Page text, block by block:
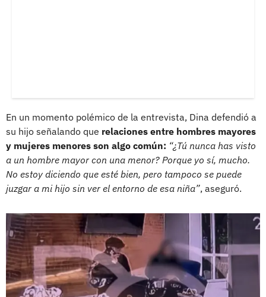
En un momento polémico de la entrevista, Dina defendió a
su hijo señalando que relaciones entre hombres mayores
y mujeres menores son algo común: “¿Tú nunca has visto
a un hombre mayor con una menor? Porque yo sí, mucho.
No estoy diciendo que esté bien, pero tampoco se puede
juzgar a mi hijo sin ver el entorno de esa niña”, aseguró.